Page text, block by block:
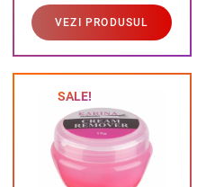
VEZI PRODUSUL
SALE!